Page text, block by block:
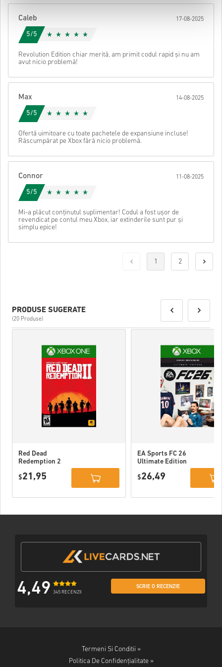
accesa codul tău.
Caleb 17-08-2025
5/5
Revolution Edition chiar merită, am primit codul rapid și nu am
avut nicio problemă!
Max 14-08-2025
5/5
Ofertă uimitoare cu toate pachetele de expansiune incluse!
Răscumpărat pe Xbox fără nicio problemă.
Connor 11-08-2025
5/5
Mi-a plăcut conținutul suplimentar! Codul a fost ușor de
revendicat pe contul meu Xbox, iar extinderile sunt pur și
simplu epice!
1 2
PRODUSE SUGERATE
(20 Produse)
Red Dead
Redemption 2
$21,95
EA Sports FC 26
Ultimate Edition
Series X|S
$26,49
4,49 345 RECENZII
SCRIE O RECENZIE
Termeni Si Conditii »
Politica De Confidențialitate »